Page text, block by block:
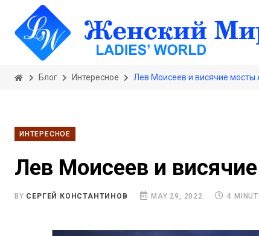
Блог Интересное Лев Моисеев и висячие мосты
ИНТЕРЕСНОЕ
Лев Моисеев и
BY СЕРГЕЙ КОНСТАНТИНОВ MAY 29, 2022 4